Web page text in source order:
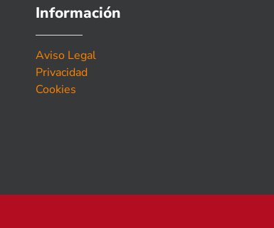
Información
Aviso Legal
Privacidad
Cookies